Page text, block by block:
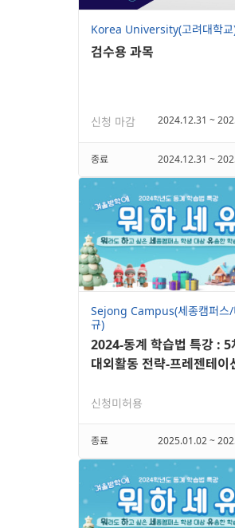
Korea University(고려대학교
검수용 과목
신청 마감 2024.12.31 ~
종료 2024.12.31 ~
Sejong Campus(세종캠퍼스/
규)
2024-동계 학습법 특강 : 5
대외활동 전략-프레젠테이
신청미허용
종료 2025.01.02 ~